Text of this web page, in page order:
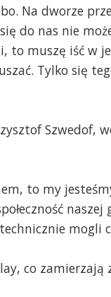
Na dworze
do nas nie
to muszę iść w
Tylko się
Szwedof,
to my
mogli
co